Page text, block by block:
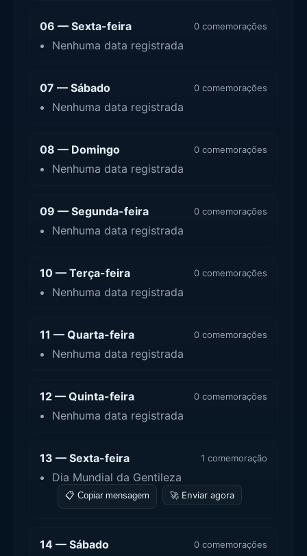
06 — Sexta-feira 0 comemorações
Nenhuma data registrada
07 — Sábado 0 comemorações
Nenhuma data registrada
08 — Domingo 0 comemorações
Nenhuma data registrada
09 — Segunda-feira 0 comemorações
Nenhuma data registrada
10 — Terça-feira 0 comemorações
Nenhuma data registrada
11 — Quarta-feira 0 comemorações
Nenhuma data registrada
12 — Quinta-feira 0 comemorações
Nenhuma data registrada
13 — Sexta-feira 1 comemoração
Dia Mundial da Gentileza
📋 Copiar mensagem 🚀 Enviar agora
14 — Sábado 0 comemorações